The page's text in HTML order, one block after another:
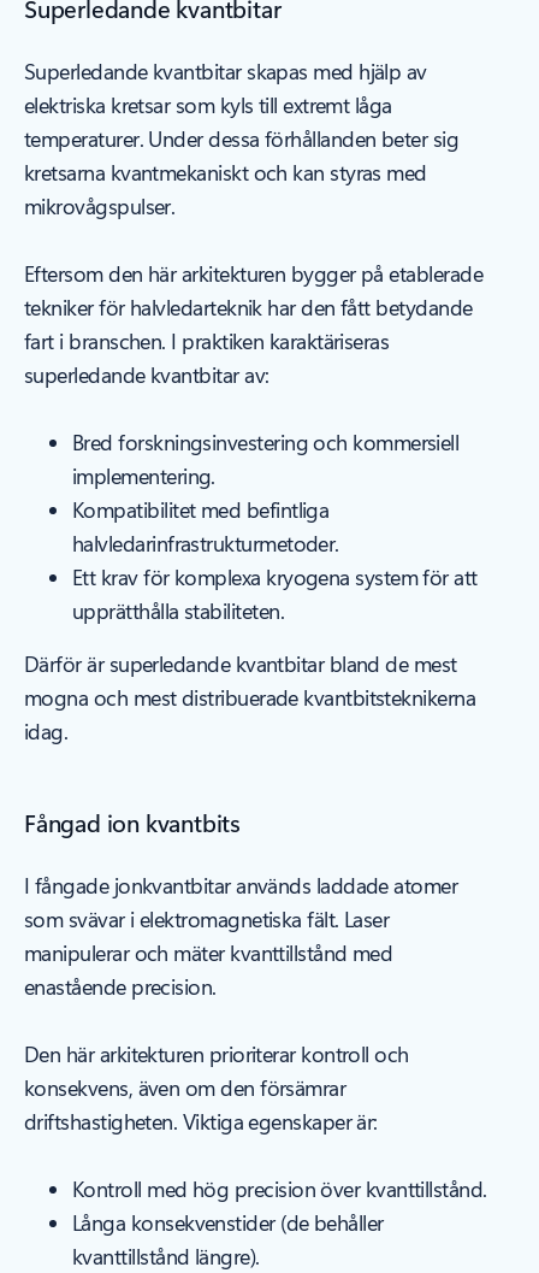
Superledande kvantbitar
Superledande kvantbitar skapas med hjälp av
elektriska kretsar som kyls till extremt låga
temperaturer. Under dessa förhållanden beter sig
kretsarna kvantmekaniskt och kan styras med
mikrovågspulser.
Eftersom den här arkitekturen bygger på etablerade
tekniker för halvledarteknik har den fått betydande
fart i branschen. I praktiken karaktäriseras
superledande kvantbitar av:
Bred forskningsinvestering och kommersiell
implementering.
Kompatibilitet med befintliga
halvledarinfrastrukturmetoder.
Ett krav för komplexa kryogena system för att
upprätthålla stabiliteten.
Därför är superledande kvantbitar bland de mest
mogna och mest distribuerade kvantbitsteknikerna
idag.
Fångad ion kvantbits
I fångade jonkvantbitar används laddade atomer
som svävar i elektromagnetiska fält. Laser
manipulerar och mäter kvanttillstånd med
enastående precision.
Den här arkitekturen prioriterar kontroll och
konsekvens, även om den försämrar
driftshastigheten. Viktiga egenskaper är:
Kontroll med hög precision över kvanttillstånd.
Långa konsekvenstider (de behåller
kvanttillstånd längre).